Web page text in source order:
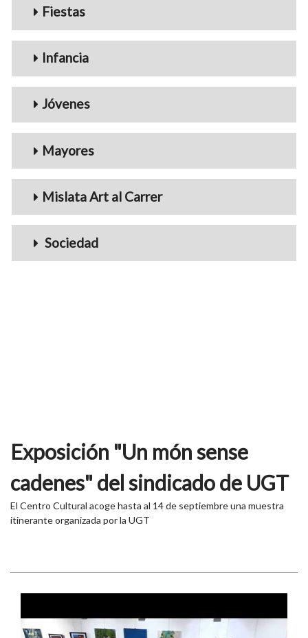
Fiestas
Infancia
Jóvenes
Mayores
Mislata Art al Carrer
Sociedad
Exposición "Un món sense
cadenes" del sindicado de UGT
El Centro Cultural acoge hasta al 14 de septiembre una muestra
itinerante organizada por la UGT